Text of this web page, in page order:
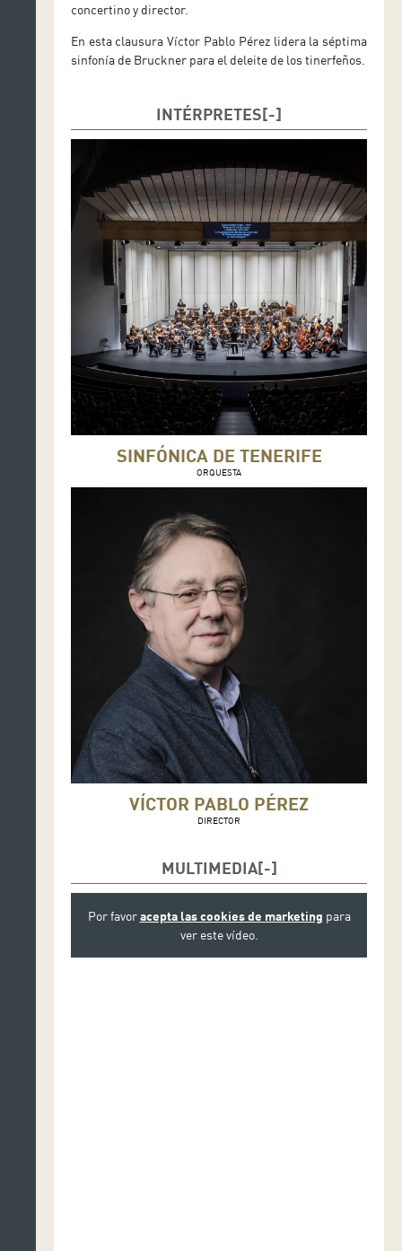
concertino y director.
En esta clausura Víctor Pablo Pérez lidera la séptima
sinfonía de Bruckner para el deleite de los tinerfeños.
INTÉRPRETES
SINFÓNICA DE TENERIFE
ORQUESTA
VÍCTOR PABLO PÉREZ
DIRECTOR
MULTIMEDIA
Por favoracepta las cookies de marketing para
ver este vídeo.